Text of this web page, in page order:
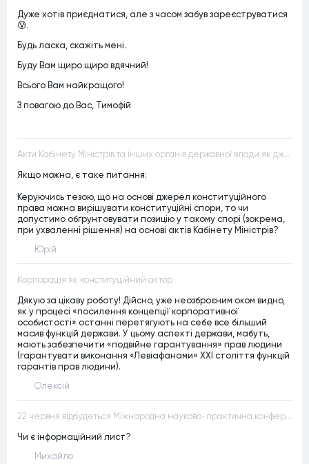
Дуже хотів приєднатися, але з часом забув зареєструватися
😰.
Будь ласка, скажіть мені.
Буду Вам щиро щиро вдячний!
Всього Вам найкращого!
З повагою до Вас, Тимофій
Акти Кабінету Міністрів та інших органів державної влади як джерела конституційного права
Якщо можна, є таке питання:
Керуючись тезою, що на основі джерел конституційного
права можна вирішувати конституційні спори, то чи
допустимо обґрунтовувати позицію у такому спорі (зокрема,
при ухваленні рішення) на основі актів Кабінету Міністрів?
Юрій
Корпорація як конституційний актор
Дякую за цікаву роботу! Дійсно, уже неозброєним оком видно,
як у процесі «посилення концепції корпоративної
особистості» останні перетягують на себе все більший
масив функцій держави. У цьому аспекті держави, мабуть,
мають забезпечити «подвійне гарантування» прав людини
(гарантувати виконання «Левіафанами» ХХІ століття функцій
гарантів прав людини).
Олексій
22 червня відбудеться Міжнародна науково-практична конференція “Конституційна демократія в умовах загроз територіальній цілісності та національній безпеці”
Чи є інформаційний лист?
Михайло